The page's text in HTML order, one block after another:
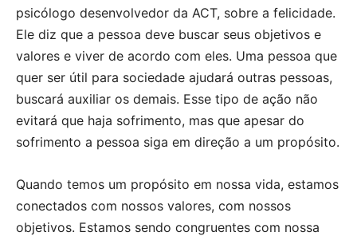
psicólogo desenvolvedor da ACT, sobre a felicidade.
Ele diz que a pessoa deve buscar seus objetivos e
valores e viver de acordo com eles. Uma pessoa que
quer ser útil para sociedade ajudará outras pessoas,
buscará auxiliar os demais. Esse tipo de ação não
evitará que haja sofrimento, mas que apesar do
sofrimento a pessoa siga em direção a um propósito.
Quando temos um propósito em nossa vida, estamos
conectados com nossos valores, com nossos
objetivos. Estamos sendo congruentes com nossa